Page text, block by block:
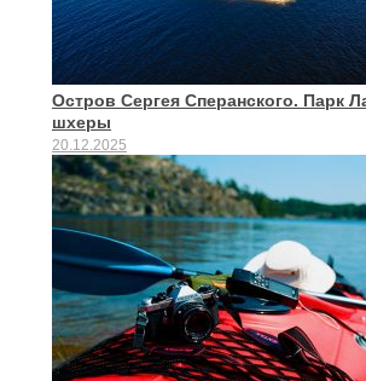
Остров Сергея Сперанского. Парк
шхеры
20.12.2025